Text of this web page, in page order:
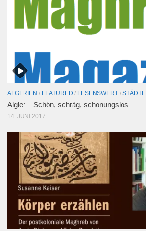
ALGERIEN / FEATURED / LESENSWERT / STÄDTE
Algier – Schön, schräg, schonungslos
14. JUNI 2017